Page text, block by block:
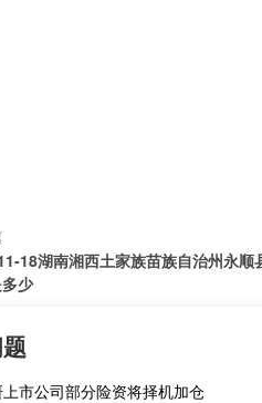
18湖南湘西土家族苗族自治州永顺
少
市公司部分险资将择机加仓